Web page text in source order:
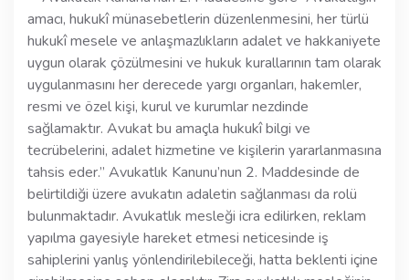
amacı, hukukî münasebetlerin düzenlenmesini, her türlü
hukukî mesele ve anlaşmazlıkların adalet ve hakkaniyete
uygun olarak çözülmesini ve hukuk kurallarının tam olarak
uygulanmasını her derecede yargı organları, hakemler,
resmi ve özel kişi, kurul ve kurumlar nezdinde
sağlamaktır. Avukat bu amaçla hukukî bilgi ve
tecrübelerini, adalet hizmetine ve kişilerin yararlanmasına
tahsis eder.’’ Avukatlık Kanunu’nun 2. Maddesinde de
belirtildiği üzere avukatın adaletin sağlanması da rolü
bulunmaktadır. Avukatlık mesleği icra edilirken, reklam
yapılma gayesiyle hareket etmesi neticesinde iş
sahiplerini yanlış yönlendirilebileceği, hatta beklenti içine